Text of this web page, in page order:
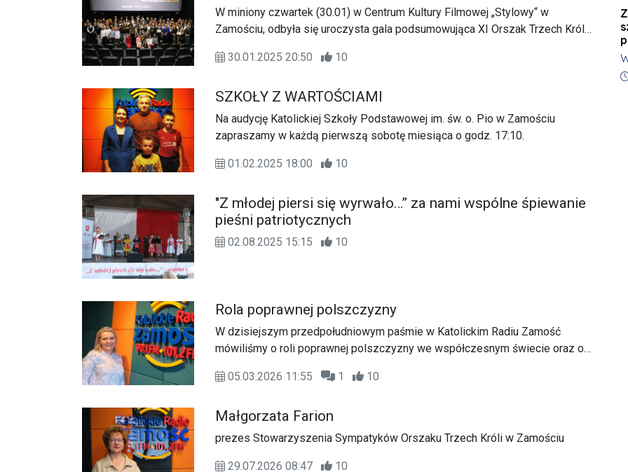
W miniony czwartek (30.01) w Centrum Kultury Filmowej „Stylowy“ w
Zamościu, odbyła się uroczysta gala podsumowująca XI Orszak Trzech Króli,
podziękowań dla wszystkich, którzy zaangażowali się w organizację tego
30.01.2025 20:50 10
SZKOŁY Z WARTOŚCIAMI
Na audycję Katolickiej Szkoły Podstawowej im. św. o. Pio w Zamościu
zapraszamy w każdą pierwszą sobotę miesiąca o godz. 17:10.
01.02.2025 18:00 10
"Z młodej piersi się wyrwało…” za nami wspólne śpiewanie
pieśni patriotycznych
02.08.2025 15:15 10
Rola poprawnej polszczyzny
W dzisiejszym przedpołudniowym paśmie w Katolickim Radiu Zamość
mówiliśmy o roli poprawnej polszczyzny we współczesnym świecie oraz o
05.03.2026 11:55
1 10
Małgorzata Farion
prezes Stowarzyszenia Sympatyków Orszaku Trzech Króli w Zamościu
29.07.2026 08:47 10